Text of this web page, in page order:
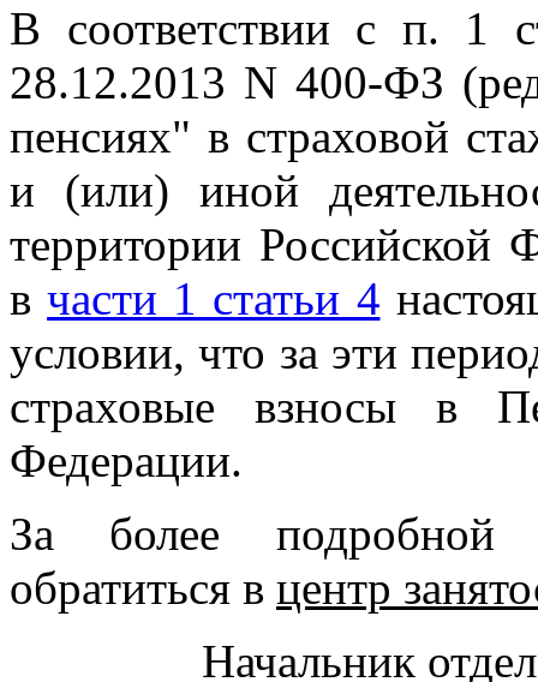
В соответствии с п. 1
28.12.2013 N 400-ФЗ
пенсиях" в страховой
и (или) иной
территории Российской
вчасти 1 статьи 4
условии, что за эти
страховые взносы в
Федерации.
За более подробной
обратиться в центр
Начальник